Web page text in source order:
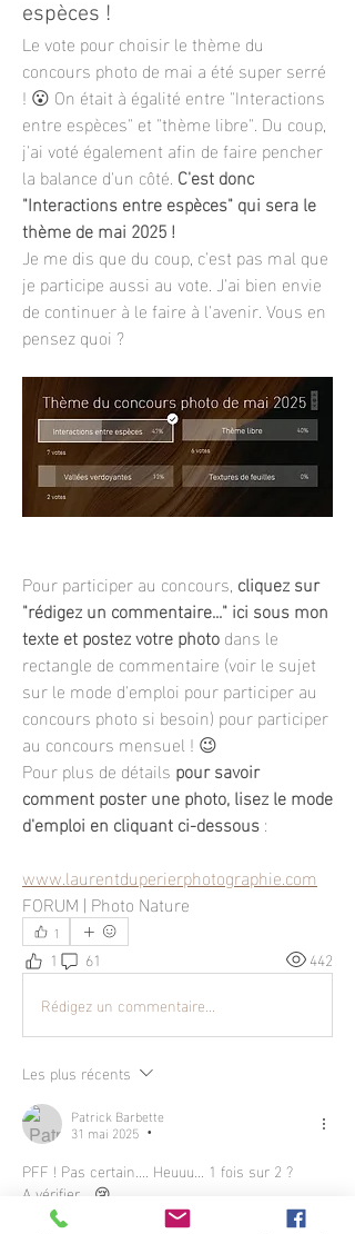
espèces !
Le vote pour choisir le thème du
concours photo de mai a été super serré
! 😮 On était à égalité entre "Interactions
entre espèces" et "thème libre". Du coup,
j'ai voté également afin de faire pencher
la balance d'un côté. C'est donc
"Interactions entre espèces" qui sera le
thème de mai 2025 !
Je me dis que du coup, c'est pas mal que
je participe aussi au vote. J'ai bien envie
de continuer à le faire à l'avenir. Vous en
pensez quoi ?
Pour participer au concours, cliquez sur
"rédigez un commentaire..." ici sous mon
texte et postez votre photo dans le
rectangle de commentaire (voir le sujet
sur le mode d'emploi pour participer au
concours photo si besoin) pour participer
au concours mensuel ! 😉
Pour plus de détails pour savoir
comment poster une photo, lisez le mode
d'emploi en cliquant ci-dessous :
www.laurentduperierphotographie.com
FORUM | Photo Nature
1
1 61
442
Rédigez un commentaire...
Les plus récents
Patrick Barbette
31 mai 2025 •
PFF ! Pas certain.... Heuuu... 1 fois sur 2 ?
A vérifier... 😢
J'aime